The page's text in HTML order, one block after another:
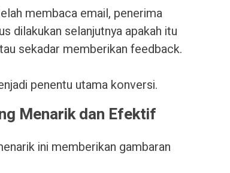
membaca email, penerima
dilakukan selanjutnya apakah itu
sekadar memberikan feedback.
penentu utama konversi.
Menarik dan Efektif
ini memberikan gambaran